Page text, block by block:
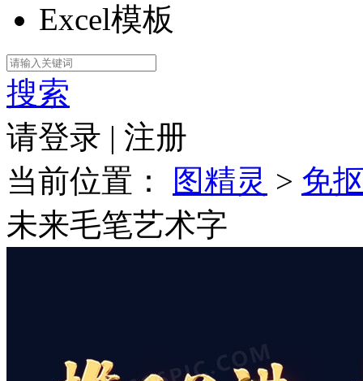
Excel模板
搜索
请登录 | 注册
当前位置：
图精灵 > 免
未来毛笔艺术字